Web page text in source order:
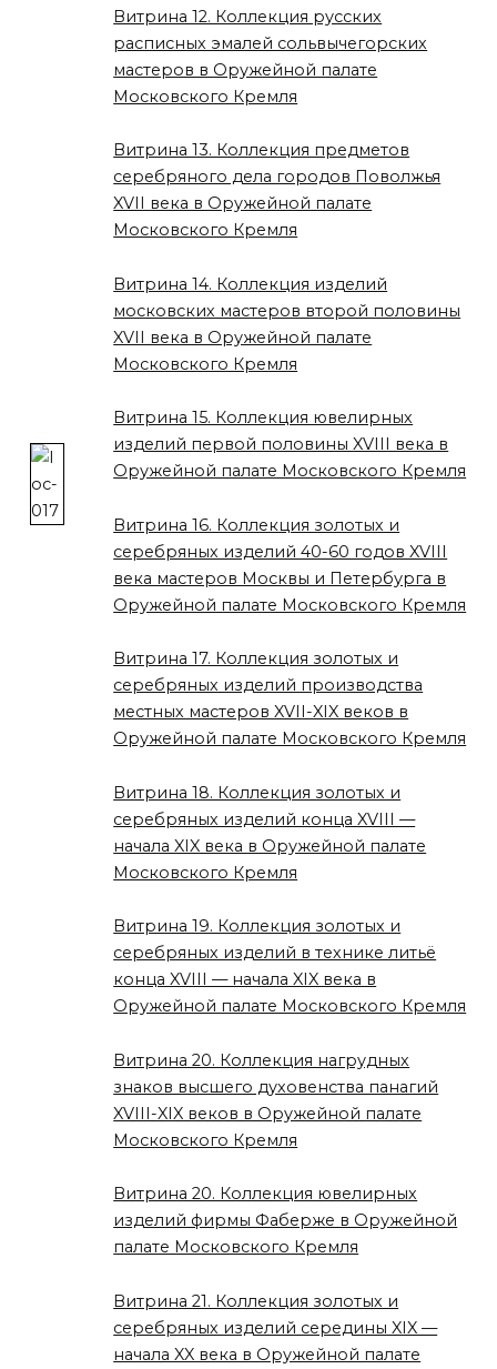
Витрина 12. Коллекция русских
расписных эмалей сольвычегорских
мастеров в Оружейной палате
Московского Кремля
Витрина 13. Коллекция предметов
серебряного дела городов Поволжья
XVII века в Оружейной палате
Московского Кремля
Витрина 14. Коллекция изделий
московских мастеров второй половины
XVII века в Оружейной палате
Московского Кремля
Витрина 15. Коллекция ювелирных
изделий первой половины XVIII века в
Оружейной палате Московского Кремля
Витрина 16. Коллекция золотых и
серебряных изделий 40-60 годов XVIII
века мастеров Москвы и Петербурга в
Оружейной палате Московского Кремля
Витрина 17. Коллекция золотых и
серебряных изделий производства
местных мастеров XVII-XIX веков в
Оружейной палате Московского Кремля
Витрина 18. Коллекция золотых и
серебряных изделий конца XVIII —
начала XIX века в Оружейной палате
Московского Кремля
Витрина 19. Коллекция золотых и
серебряных изделий в технике литьё
конца XVIII — начала XIX века в
Оружейной палате Московского Кремля
Витрина 20. Коллекция нагрудных
знаков высшего духовенства панагий
XVIII-XIX веков в Оружейной палате
Московского Кремля
Витрина 20. Коллекция ювелирных
изделий фирмы Фаберже в Оружейной
палате Московского Кремля
Витрина 21. Коллекция золотых и
серебряных изделий середины XIX —
начала XX века в Оружейной палате